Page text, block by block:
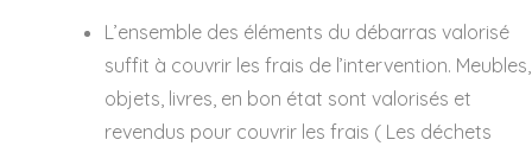
L’ensemble des éléments du débarras valorisé
suffit à couvrir les frais de l’intervention. Meubles,
objets, livres, en bon état sont valorisés et
revendus pour couvrir les frais ( Les déchets